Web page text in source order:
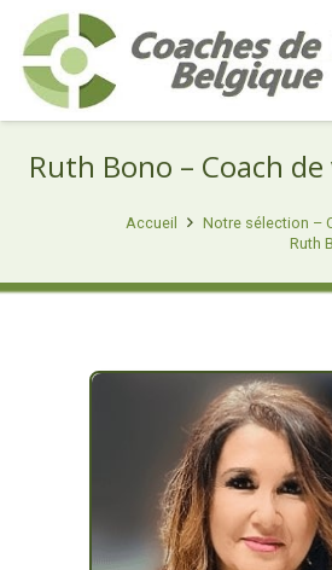
Ruth Bono – Coach
Accueil
Notre sélection –
Ruth